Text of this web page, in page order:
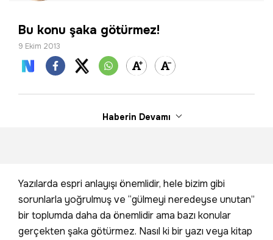
Bu konu şaka götürmez!
9 Ekim 2013
Haberin Devamı
Yazılarda espri anlayışı önemlidir, hele bizim gibi
sorunlarla yoğrulmuş ve “gülmeyi neredeyse unutan”
bir toplumda daha da önemlidir ama bazı konular
gerçekten şaka götürmez. Nasıl ki bir yazı veya kitap